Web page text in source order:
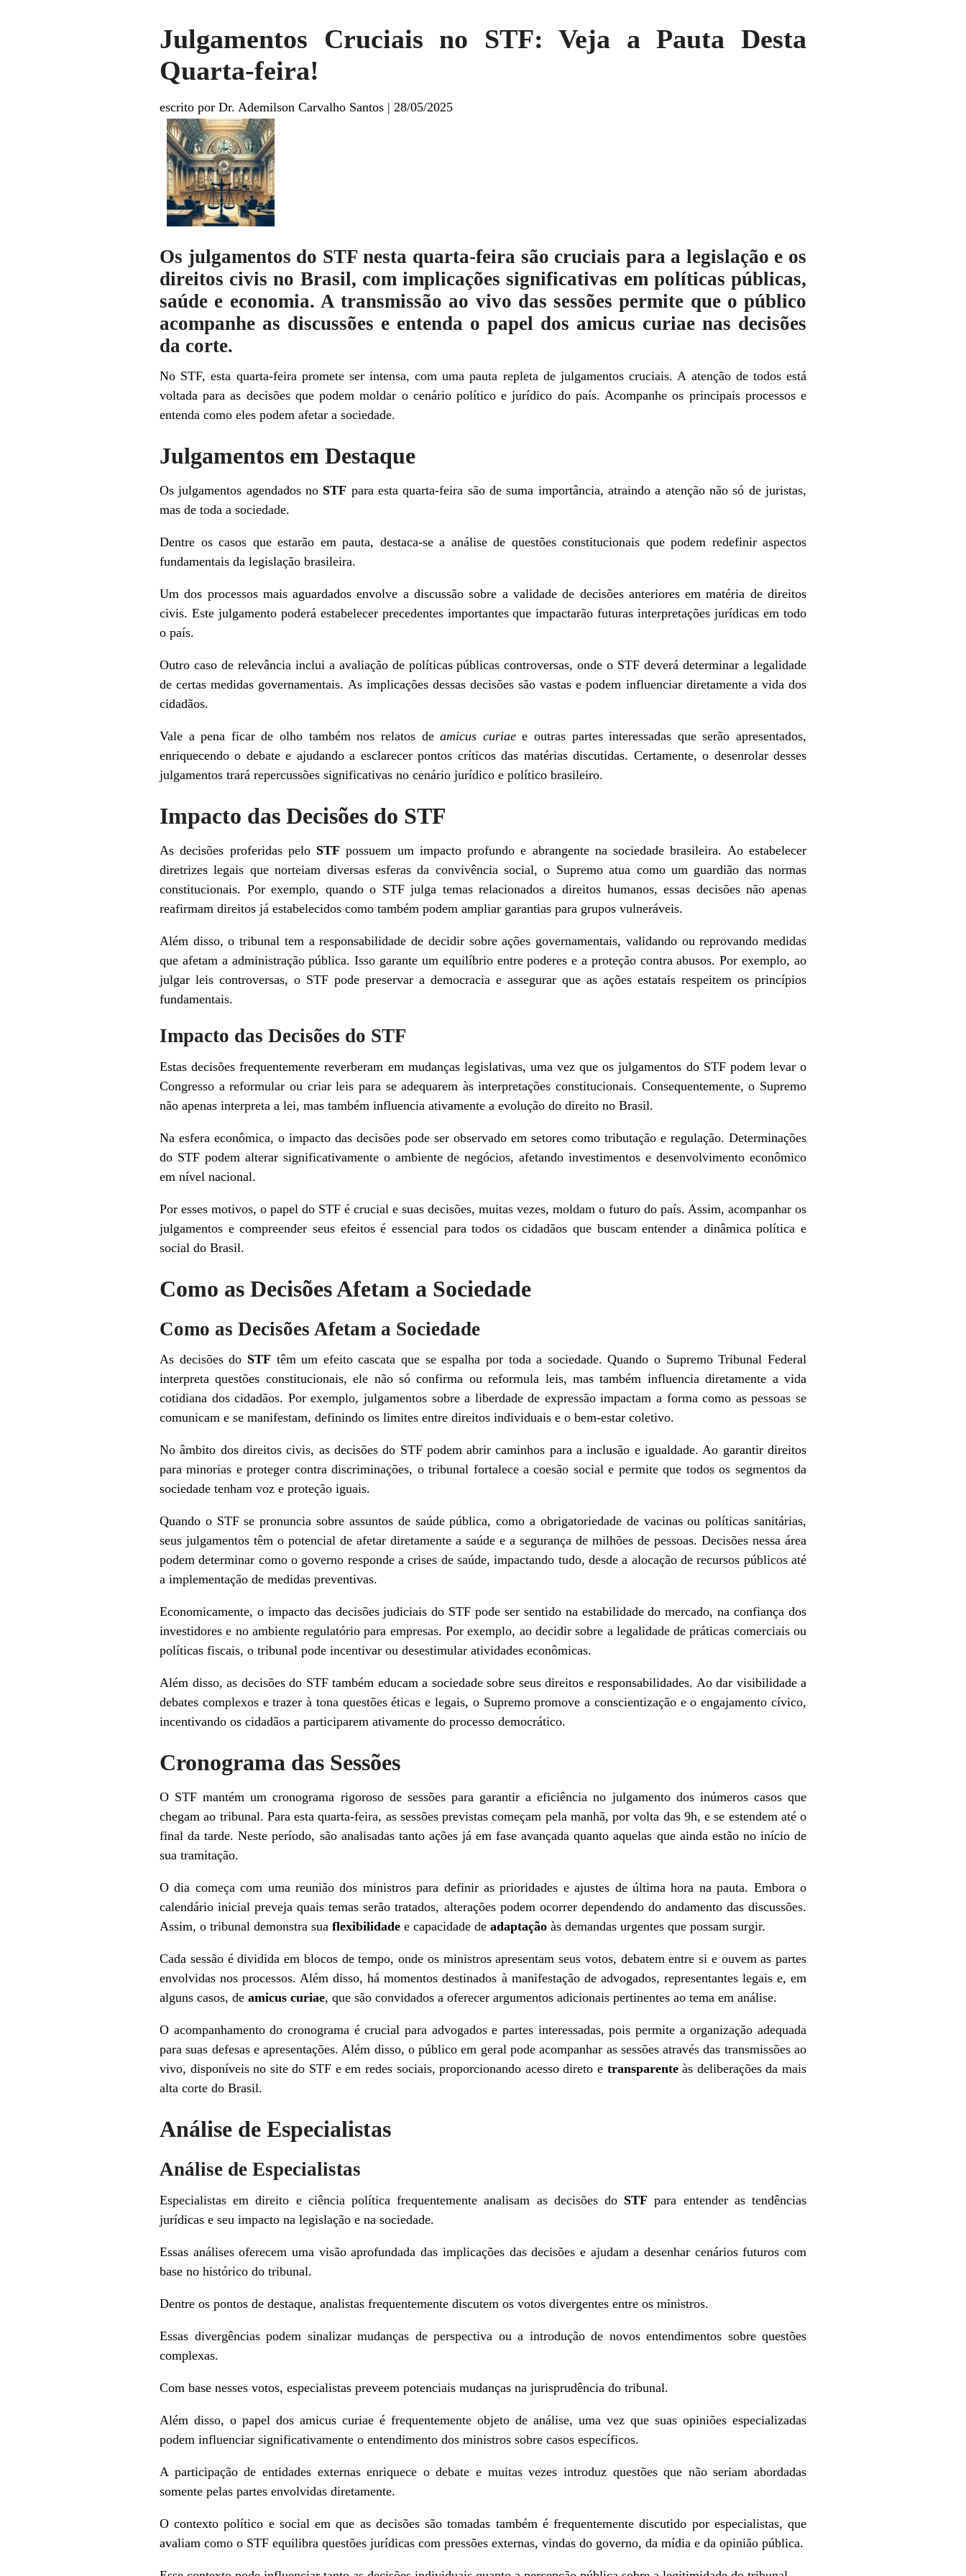
Julgamentos Cruciais no STF: Veja a Pauta Desta
Quarta-feira!
escrito por Dr. Ademilson Carvalho Santos | 28/05/2025
Os julgamentos do STF nesta quarta-feira são cruciais para a legislação e os
direitos civis no Brasil, com implicações significativas em políticas públicas,
saúde e economia. A transmissão ao vivo das sessões permite que o público
acompanhe as discussões e entenda o papel dos amicus curiae nas decisões
da corte.
No STF, esta quarta-feira promete ser intensa, com uma pauta repleta de julgamentos cruciais. A atenção de todos está
voltada para as decisões que podem moldar o cenário político e jurídico do país. Acompanhe os principais processos e
entenda como eles podem afetar a sociedade.
Julgamentos em Destaque
Os julgamentos agendados no STF para esta quarta-feira são de suma importância, atraindo a atenção não só de juristas,
mas de toda a sociedade.
Dentre os casos que estarão em pauta, destaca-se a análise de questões constitucionais que podem redefinir aspectos
fundamentais da legislação brasileira.
Um dos processos mais aguardados envolve a discussão sobre a validade de decisões anteriores em matéria de direitos
civis. Este julgamento poderá estabelecer precedentes importantes que impactarão futuras interpretações jurídicas em todo
o país.
Outro caso de relevância inclui a avaliação de políticas públicas controversas, onde o STF deverá determinar a legalidade
de certas medidas governamentais. As implicações dessas decisões são vastas e podem influenciar diretamente a vida dos
cidadãos.
Vale a pena ficar de olho também nos relatos deamicus curiaee outras partes interessadas que serão apresentados,
enriquecendo o debate e ajudando a esclarecer pontos críticos das matérias discutidas. Certamente, o desenrolar desses
julgamentos trará repercussões significativas no cenário jurídico e político brasileiro.
Impacto das Decisões do STF
As decisões proferidas pelo STF possuem um impacto profundo e abrangente na sociedade brasileira. Ao estabelecer
diretrizes legais que norteiam diversas esferas da convivência social, o Supremo atua como um guardião das normas
constitucionais. Por exemplo, quando o STF julga temas relacionados a direitos humanos, essas decisões não apenas
reafirmam direitos já estabelecidos como também podem ampliar garantias para grupos vulneráveis.
Além disso, o tribunal tem a responsabilidade de decidir sobre ações governamentais, validando ou reprovando medidas
que afetam a administração pública. Isso garante um equilíbrio entre poderes e a proteção contra abusos. Por exemplo, ao
julgar leis controversas, o STF pode preservar a democracia e assegurar que as ações estatais respeitem os princípios
fundamentais.
Impacto das Decisões do STF
Estas decisões frequentemente reverberam em mudanças legislativas, uma vez que os julgamentos do STF podem levar o
Congresso a reformular ou criar leis para se adequarem às interpretações constitucionais. Consequentemente, o Supremo
não apenas interpreta a lei, mas também influencia ativamente a evolução do direito no Brasil.
Na esfera econômica, o impacto das decisões pode ser observado em setores como tributação e regulação. Determinações
do STF podem alterar significativamente o ambiente de negócios, afetando investimentos e desenvolvimento econômico
em nível nacional.
Por esses motivos, o papel do STF é crucial e suas decisões, muitas vezes, moldam o futuro do país. Assim, acompanhar os
julgamentos e compreender seus efeitos é essencial para todos os cidadãos que buscam entender a dinâmica política e
social do Brasil.
Como as Decisões Afetam a Sociedade
Como as Decisões Afetam a Sociedade
As decisões do STFtêm um efeito cascata que se espalha por toda a sociedade. Quando o Supremo Tribunal Federal
interpreta questões constitucionais, ele não só confirma ou reformula leis, mas também influencia diretamente a vida
cotidiana dos cidadãos. Por exemplo, julgamentos sobre a liberdade de expressão impactam a forma como as pessoas se
comunicam e se manifestam, definindo os limites entre direitos individuais e o bem-estar coletivo.
No âmbito dos direitos civis, as decisões do STF podem abrir caminhos para a inclusão e igualdade. Ao garantir direitos
para minorias e proteger contra discriminações, o tribunal fortalece a coesão social e permite que todos os segmentos da
sociedade tenham voz e proteção iguais.
Quando o STF se pronuncia sobre assuntos de saúde pública, como a obrigatoriedade de vacinas ou políticas sanitárias,
seus julgamentos têm o potencial de afetar diretamente a saúde e a segurança de milhões de pessoas. Decisões nessa área
podem determinar como o governo responde a crises de saúde, impactando tudo, desde a alocação de recursos públicos até
a implementação de medidas preventivas.
Economicamente, o impacto das decisões judiciais do STF pode ser sentido na estabilidade do mercado, na confiança dos
investidores e no ambiente regulatório para empresas. Por exemplo, ao decidir sobre a legalidade de práticas comerciais ou
políticas fiscais, o tribunal pode incentivar ou desestimular atividades econômicas.
Além disso, as decisões do STF também educam a sociedade sobre seus direitos e responsabilidades. Ao dar visibilidade a
debates complexos e trazer à tona questões éticas e legais, o Supremo promove a conscientização e o engajamento cívico,
incentivando os cidadãos a participarem ativamente do processo democrático.
Cronograma das Sessões
O STF mantém um cronograma rigoroso de sessões para garantir a eficiência no julgamento dos inúmeros casos que
chegam ao tribunal. Para esta quarta-feira, as sessões previstas começam pela manhã, por volta das 9h, e se estendem até o
final da tarde. Neste período, são analisadas tanto ações já em fase avançada quanto aquelas que ainda estão no início de
sua tramitação.
O dia começa com uma reunião dos ministros para definir as prioridades e ajustes de última hora na pauta. Embora o
calendário inicial preveja quais temas serão tratados, alterações podem ocorrer dependendo do andamento das discussões.
Assim, o tribunal demonstra sua flexibilidade e capacidade de adaptação às demandas urgentes que possam surgir.
Cada sessão é dividida em blocos de tempo, onde os ministros apresentam seus votos, debatem entre si e ouvem as partes
envolvidas nos processos. Além disso, há momentos destinados à manifestação de advogados, representantes legais e, em
alguns casos, de amicus curiae, que são convidados a oferecer argumentos adicionais pertinentes ao tema em análise.
O acompanhamento do cronograma é crucial para advogados e partes interessadas, pois permite a organização adequada
para suas defesas e apresentações. Além disso, o público em geral pode acompanhar as sessões através das transmissões ao
vivo, disponíveis no site do STF e em redes sociais, proporcionando acesso direto e transparenteàs deliberações da mais
alta corte do Brasil.
Análise de Especialistas
Análise de Especialistas
Especialistas em direito e ciência política frequentemente analisam as decisões do STF para entender as tendências
jurídicas e seu impacto na legislação e na sociedade.
Essas análises oferecem uma visão aprofundada das implicações das decisões e ajudam a desenhar cenários futuros com
base no histórico do tribunal.
Dentre os pontos de destaque, analistas frequentemente discutem os votos divergentes entre os ministros.
Essas divergências podem sinalizar mudanças de perspectiva ou a introdução de novos entendimentos sobre questões
complexas.
Com base nesses votos, especialistas preveem potenciais mudanças na jurisprudência do tribunal.
Além disso, o papel dos amicus curiae é frequentemente objeto de análise, uma vez que suas opiniões especializadas
podem influenciar significativamente o entendimento dos ministros sobre casos específicos.
A participação de entidades externas enriquece o debate e muitas vezes introduz questões que não seriam abordadas
somente pelas partes envolvidas diretamente.
O contexto político e social em que as decisões são tomadas também é frequentemente discutido por especialistas, que
avaliam como o STF equilibra questões jurídicas com pressões externas, vindas do governo, da mídia e da opinião pública.